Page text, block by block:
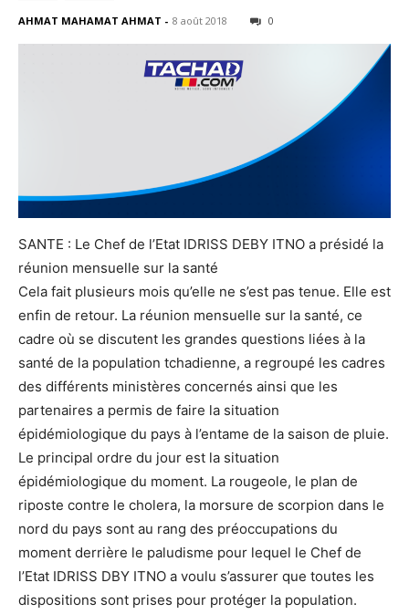
AHMAT MAHAMAT AHMAT - 8 août 2018 0
SANTE : Le Chef de l’Etat IDRISS DEBY ITNO a présidé la
réunion mensuelle sur la santé
Cela fait plusieurs mois qu’elle ne s’est pas tenue. Elle est
enfin de retour. La réunion mensuelle sur la santé, ce
cadre où se discutent les grandes questions liées à la
santé de la population tchadienne, a regroupé les cadres
des différents ministères concernés ainsi que les
partenaires a permis de faire la situation
épidémiologique du pays à l’entame de la saison de pluie.
Le principal ordre du jour est la situation
épidémiologique du moment. La rougeole, le plan de
riposte contre le cholera, la morsure de scorpion dans le
nord du pays sont au rang des préoccupations du
moment derrière le paludisme pour lequel le Chef de
l’Etat IDRISS DBY ITNO a voulu s’assurer que toutes les
dispositions sont prises pour protéger la population.